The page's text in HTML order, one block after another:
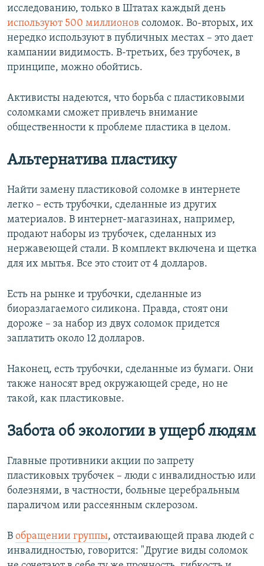
исследованию, только в Штатах каждый день
используют 500 миллионов соломок. Во-вторых, их
нередко используют в публичных местах – это дает
кампании видимость. В-третьих, без трубочек, в
принципе, можно обойтись.
Активисты надеются, что борьба с пластиковыми
соломками сможет привлечь внимание
общественности к проблеме пластика в целом.
Альтернатива пластику
Найти замену пластиковой соломке в интернете
легко – есть трубочки, сделанные из других
материалов. В интернет-магазинах, например,
продают наборы из трубочек, сделанных из
нержавеющей стали. В комплект включена и щетка
для их мытья. Все это стоит от 4 долларов.
Есть на рынке и трубочки, сделанные из
биоразлагаемого силикона. Правда, стоят они
дороже – за набор из двух соломок придется
заплатить около 12 долларов.
Наконец, есть трубочки, сделанные из бумаги. Они
также наносят вред окружающей среде, но не
такой, как пластиковые.
Забота об экологии в ущерб людям
Главные противники акции по запрету
пластиковых трубочек – люди с инвалидностью или
болезнями, в частности, больные церебральным
параличом или рассеянным склерозом.
В обращении группы, отстаивающей права людей с
инвалидностью, говорится: "Другие виды соломок